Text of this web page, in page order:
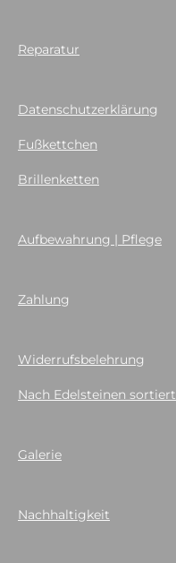
Reparatur
Datenschutzerklärung
Fußkettchen
Brillenketten
Aufbewahrung | Pflege
Zahlung
Widerrufsbelehrung
Nach Edelsteinen sortiert
Galerie
Nachhaltigkeit